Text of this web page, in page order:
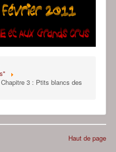
3 : Ptits blancs des
Haut de page